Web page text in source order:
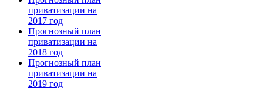
приватизации на
2017 год
Прогнозный план
приватизации на
2018 год
Прогнозный план
приватизации на
2019 год